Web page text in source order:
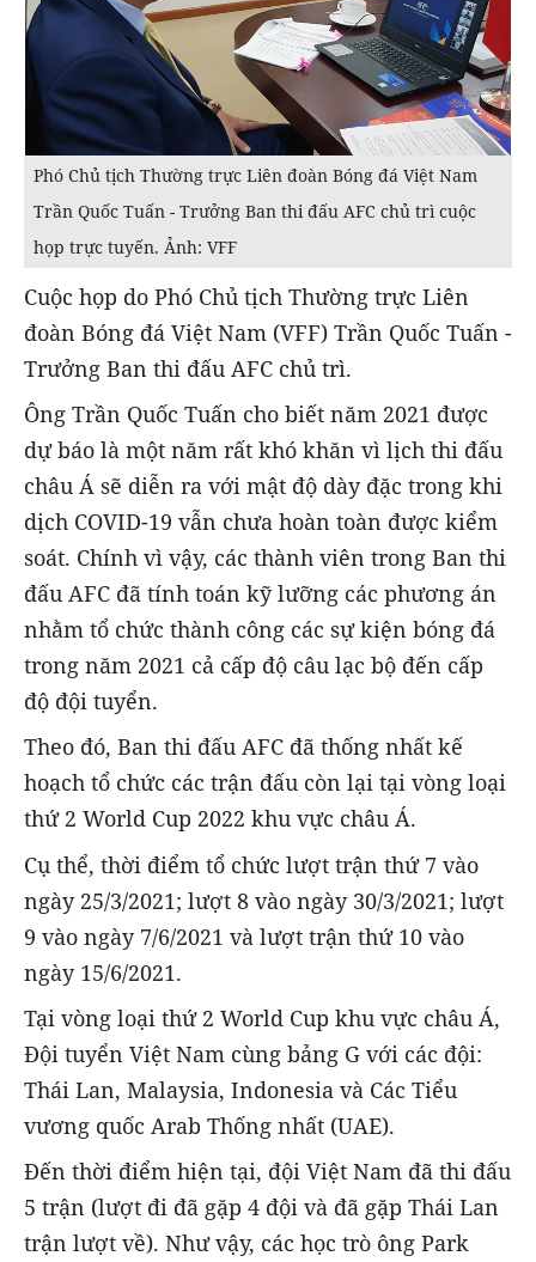
Phó Chủ tịch Thường trực Liên đoàn Bóng đá Việt Nam
Trần Quốc Tuấn - Trưởng Ban thi đấu AFC chủ trì cuộc
họp trực tuyến. Ảnh: VFF
Cuộc họp do Phó Chủ tịch Thường trực Liên
đoàn Bóng đá Việt Nam (VFF) Trần Quốc Tuấn -
Trưởng Ban thi đấu AFC chủ trì.
Ông Trần Quốc Tuấn cho biết năm 2021 được
dự báo là một năm rất khó khăn vì lịch thi đấu
châu Á sẽ diễn ra với mật độ dày đặc trong khi
dịch COVID-19 vẫn chưa hoàn toàn được kiểm
soát. Chính vì vậy, các thành viên trong Ban thi
đấu AFC đã tính toán kỹ lưỡng các phương án
nhằm tổ chức thành công các sự kiện bóng đá
trong năm 2021 cả cấp độ câu lạc bộ đến cấp
độ đội tuyển.
Theo đó, Ban thi đấu AFC đã thống nhất kế
hoạch tổ chức các trận đấu còn lại tại vòng loại
thứ 2 World Cup 2022 khu vực châu Á.
Cụ thể, thời điểm tổ chức lượt trận thứ 7 vào
ngày 25/3/2021; lượt 8 vào ngày 30/3/2021; lượt
9 vào ngày 7/6/2021 và lượt trận thứ 10 vào
ngày 15/6/2021.
Tại vòng loại thứ 2 World Cup khu vực châu Á,
Đội tuyển Việt Nam cùng bảng G với các đội:
Thái Lan, Malaysia, Indonesia và Các Tiểu
vương quốc Arab Thống nhất (UAE).
Đến thời điểm hiện tại, đội Việt Nam đã thi đấu
5 trận (lượt đi đã gặp 4 đội và đã gặp Thái Lan
trận lượt về). Như vậy, các học trò ông Park